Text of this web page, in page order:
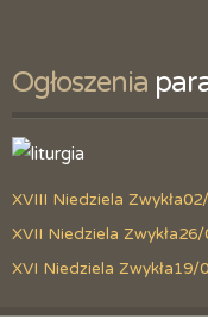
Ogłoszenia
XVIII Niedziela Zwykła
XVII Niedziela Zwykła26/
XVI Niedziela Zwykła19/